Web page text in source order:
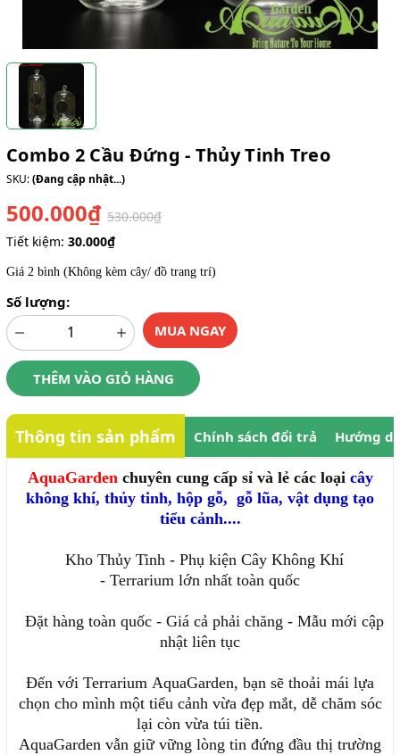
Combo 2 Cầu Đứng - Thủy Tinh Treo
SKU:(Đang cập nhật...)
500.000₫ 530.000₫
Tiết kiệm: 30.000₫
Giá 2 bình (Không kèm cây/ đồ trang trí)
Số lượng:
MUA NGAY
THÊM VÀO GIỎ HÀNG
Thông tin sản phẩm Chính sách đổi trả Hướng
AquaGardenchuyên cung cấp sỉ và lẻ các loại cây
không khí, thủy tinh, hộp gỗ, gỗ lũa, vật dụng tạo
tiểu cảnh....
Kho Thủy Tinh - Phụ kiện Cây Không Khí
- Terrarium lớn nhất toàn quốc
Đặt hàng toàn quốc - Giá cả phải chăng - Mẫu mới cập
nhật liên tục
Đến với Terrarium AquaGarden, bạn sẽ thoải mái lựa
chọn cho mình một tiểu cảnh vừa đẹp mắt, dễ chăm sóc
lại còn vừa túi tiền.
AquaGarden vẫn giữ vững lòng tin đứng đầu thị trường